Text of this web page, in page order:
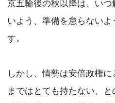
京五輪後の秋以降は、い
いよう、準備を怠らない
す。
しかし、情勢は安倍政権
まではとても持たない、と